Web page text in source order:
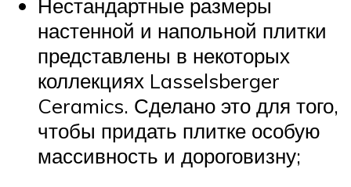
Нестандартные размеры
настенной и напольной плитки
представлены в некоторых
коллекциях Lasselsberger
Ceramics. Сделано это для того,
чтобы придать плитке особую
массивность и дороговизну;